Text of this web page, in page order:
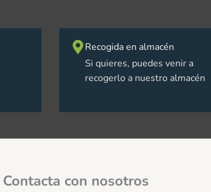
Recogida en almacén
Si quieres, puedes venir a
recogerlo a nuestro almacén
Contacta con nosotros